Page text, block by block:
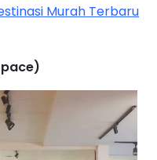
Murah Terbaru